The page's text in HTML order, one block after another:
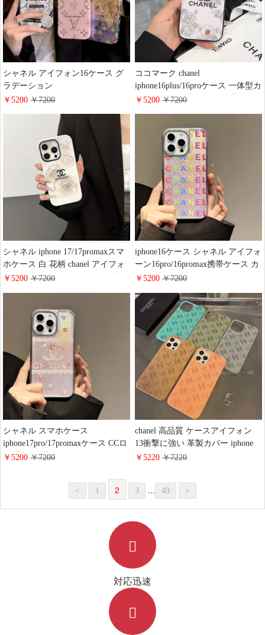
シャネル アイフォン16ケース グ
ラデーション
iphone16pro/16promaxカバー グリ
iphone15pro/14 かわいいスマホケ
￥5200￥7200
ココマーク chanel
iphone16plus/16proケース 一体型カ
メラレンズ保護 女性向け 花柄 シ
iphone14携帯ケース CHANELコピ
￥5200￥7200
シャネル iphone 17/17promaxスマ
ホケース 白 花柄 chanel アイフォ
ン 16pro/16カバー レデイース 韓
￥5200￥7200
iphone16ケース シャネル アイフォ
ーン16pro/16promax携帯ケース カ
ラフル アルファベット ロゴ
面保護 耐衝撃 ソフトケース ブラ
ンドiphone14/13カバー カメラホー
ル保護
￥5200￥7200
シャネル スマホケース
iphone17pro/17promaxケース CCロ
ゴ 花柄 可愛い chanel iphone
ブランド iphone 15/14ケース シン
￥5200￥7200
chanel 高品質 ケースアイフォン
13衝撃に強い 革製カバー iphone
12Pro型押しスマホケース Chanel
ースchanel
￥5220￥7220
< 1 2 3 ... 49 >
対応迅速